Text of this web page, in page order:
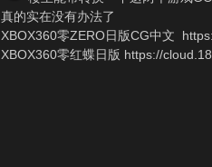
真的实在没有办法了
XBOX360零ZERO日版CG中文
XBOX360零红蝶日版 https://